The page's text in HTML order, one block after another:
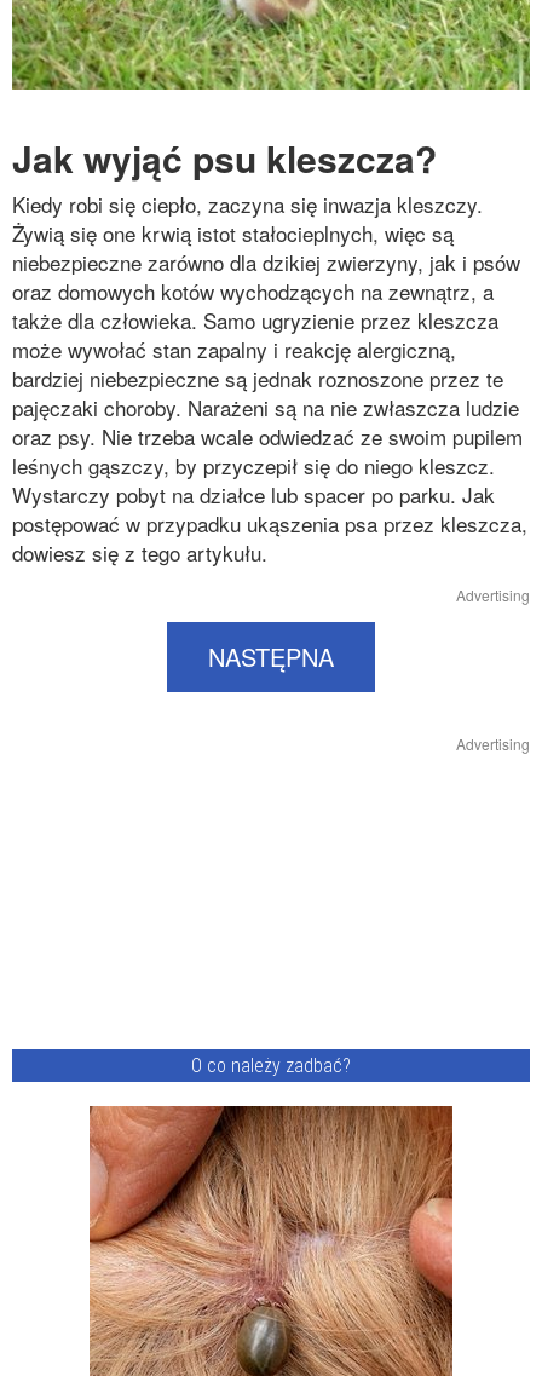
Jak wyjąć psu kleszcza?
Kiedy robi się ciepło, zaczyna się inwazja kleszczy.
Żywią się one krwią istot stałocieplnych, więc są
niebezpieczne zarówno dla dzikiej zwierzyny, jak i psów
oraz domowych kotów wychodzących na zewnątrz, a
także dla człowieka. Samo ugryzienie przez kleszcza
może wywołać stan zapalny i reakcję alergiczną,
bardziej niebezpieczne są jednak roznoszone przez te
pajęczaki choroby. Narażeni są na nie zwłaszcza ludzie
oraz psy. Nie trzeba wcale odwiedzać ze swoim pupilem
leśnych gąszczy, by przyczepił się do niego kleszcz.
Wystarczy pobyt na działce lub spacer po parku. Jak
postępować w przypadku ukąszenia psa przez kleszcza,
dowiesz się z tego artykułu.
Advertising
NASTĘPNA
Advertising
O co należy zadbać?